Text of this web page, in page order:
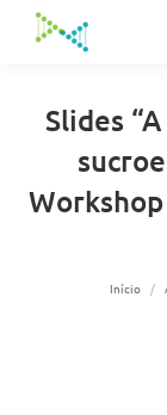
Slides
Você
Início